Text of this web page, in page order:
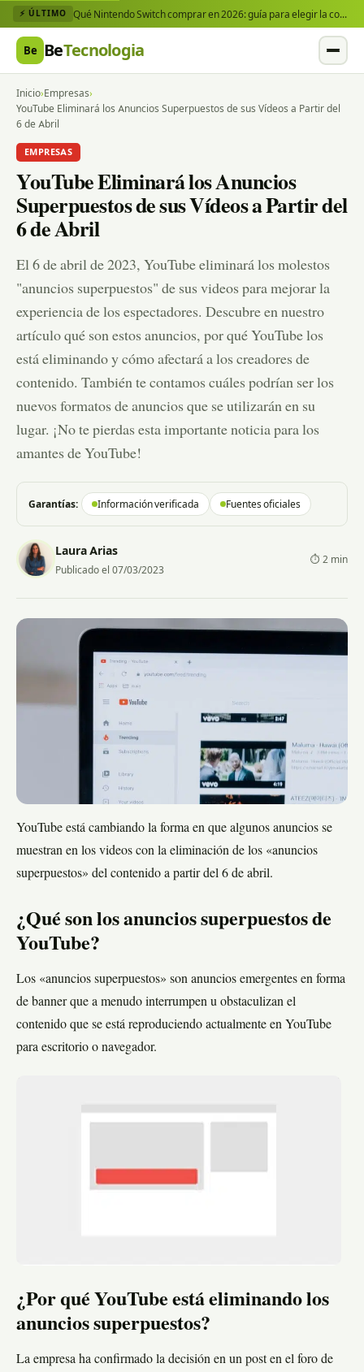
⚡ ÚLTIMO Qué Nintendo Switch comprar en 2026: guía para elegir la consola y los juegos que necesitas
Be BeTecnologia
Inicio›Empresas›
YouTube Eliminará los Anuncios Superpuestos de sus Vídeos a Partir del
6 de Abril
EMPRESAS
YouTube Eliminará los Anuncios
Superpuestos de sus Vídeos a Partir del
6 de Abril
El 6 de abril de 2023, YouTube eliminará los molestos
"anuncios superpuestos" de sus videos para mejorar la
experiencia de los espectadores. Descubre en nuestro
artículo qué son estos anuncios, por qué YouTube los
está eliminando y cómo afectará a los creadores de
contenido. También te contamos cuáles podrían ser los
nuevos formatos de anuncios que se utilizarán en su
lugar. ¡No te pierdas esta importante noticia para los
amantes de YouTube!
Garantías: Información verificada Fuentes oficiales
Laura Arias
Publicado el 07/03/2023
⏱ 2 min
YouTube está cambiando la forma en que algunos anuncios se
muestran en los videos con la eliminación de los «anuncios
superpuestos» del contenido a partir del 6 de abril.
¿Qué son los anuncios superpuestos de
YouTube?
Los «anuncios superpuestos» son anuncios emergentes en forma
de banner que a menudo interrumpen u obstaculizan el
contenido que se está reproduciendo actualmente en YouTube
para escritorio o navegador.
¿Por qué YouTube está eliminando los
anuncios superpuestos?
La empresa ha confirmado la decisión en un post en el foro de